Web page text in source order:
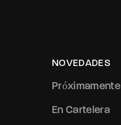
NOVEDADES
Próximamente
En Cartelera